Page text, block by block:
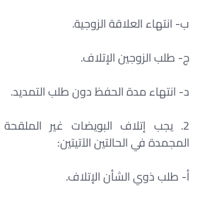
ب- انتهاء العلاقة الزوجية.
ج- طلب الزوجين الإتلاف.
د- انتهاء مدة الحفظ دون طلب التمديد.
2. يجب إتلاف البويضات غير الملقحة
المجمدة في الحالتين الآتيتين:
أ- طلب ذوي الشأن الإتلاف.